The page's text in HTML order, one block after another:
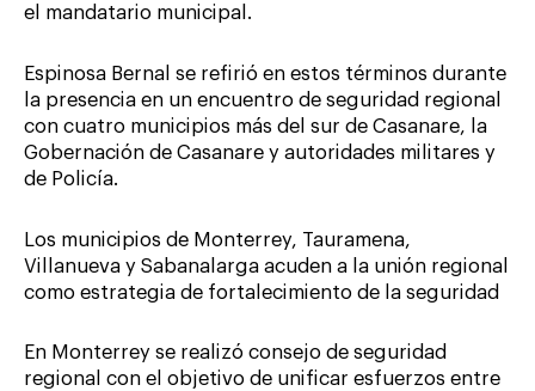
el mandatario municipal.
Espinosa Bernal se refirió en estos términos durante
la presencia en un encuentro de seguridad regional
con cuatro municipios más del sur de Casanare, la
Gobernación de Casanare y autoridades militares y
de Policía.
Los municipios de Monterrey, Tauramena,
Villanueva y Sabanalarga acuden a la unión regional
como estrategia de fortalecimiento de la seguridad
En Monterrey se realizó consejo de seguridad
regional con el objetivo de unificar esfuerzos entre